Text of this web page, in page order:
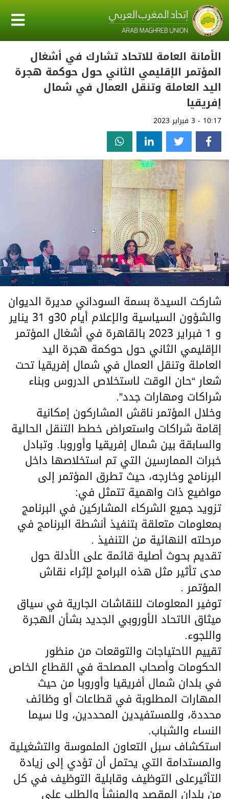
الأمانة العامة للاتحاد تشارك في أشغال
المؤتمر الإقليمي الثاني حول حوكمة هجرة
اليد العاملة وتنقل العمال في شمال
إفريقيا
10:17 - 3 فبراير 2023
شاركت السيدة بسمة السوداني مديرة الديوان
والشؤون السياسية والإعلام أيام 30و 31 يناير
و 1 فبراير 2023 بالقاهرة في أشغال المؤتمر
الإقليمي الثاني حول حوكمة هجرة اليد
العاملة وتنقل العمال في شمال إفريقيا تحت
شعار “حان الوقت لاستخلاص الدروس وبناء
شراكات ومهارات جدد”.
وخلال المؤتمر ناقش المشاركون إمكانية
إقامة شراكات واستعراض خطط التنقل الحالية
والسابقة بين شمال إفريقيا وأوروبا. وتبادل
خبرات الممارسين التي تم استخلاصها داخل
البرنامج وخارجه، حيث تطرق المؤتمر إلى
مواضيع ذات واهمية تتمثل في:
تزويد جميع الشركاء المشاركين في البرنامج
بمعلومات متعلقة بتنفيذ أنشطة البرنامج في
مرحلته النهائية من التنفيذ .
تقديم بحوث أصلية قائمة على الأدلة حول
مدى تأثير مثل هذه البرامج لإثراء نقاش
المؤتمر .
توفير المعلومات للنقاشات الجارية في سياق
ميثاق الاتحاد الأوروبي الجديد بشأن الهجرة
واللجوء.
تقييم الاحتياجات والتوقعات من منظور
الحكومات وأصحاب المصلحة في القطاع الخاص
في بلدان شمال أفريقيا وأوروبا من حيث
المهارات المطلوبة في قطاعات أو وظائف
محددة، وللمستفيدين المحددين، ولا سيما
النساء والشباب.
استكشاف سبل التعاون الملموسة والتشغيلية
والمستدامة التي يحتمل أن تؤدي إلى زيادة
التأثيرعلى التوظيف وقابلية التوظيف في كل
من بلدان المقصد والمنشأ والطلب على